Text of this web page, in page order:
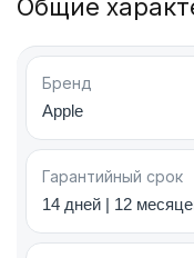
просмотре видео
Сейчас же на
легкий и
дизайном и
отлично
использования.
Технические
Общие
Бренд
Apple
Гарантийный срок
14 дней | 12